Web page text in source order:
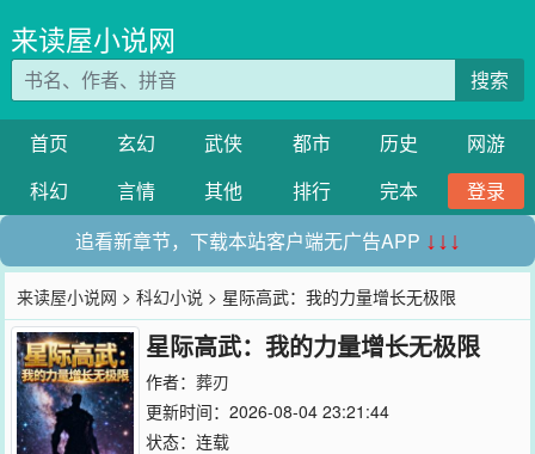
来读屋小说网
搜索
首页 玄幻 武侠 都市 历史
网游
科幻
言情 其他 排行 完本
登录
追看新章节，下载本站客户端无广告APP ↓↓↓
来读屋小说网 >科幻小说 > 星际高武：我的力量增长无极限
星际高武：我的力量增长无极限
作者： 葬刃
更新时间：2026-08-04 23:21:44
状态：连载